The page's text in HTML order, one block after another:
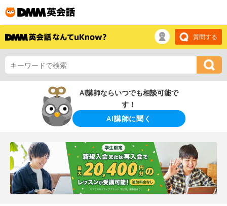
質問する
AI講師ならいつでも相談可能で
す！
AI講師に聞く